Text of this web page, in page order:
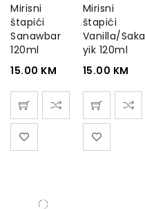
Mirisni
štapići
Sanawbar
120ml
15.00 KM
Mirisni
štapići
Vanilla/Saka
yik 120ml
15.00 KM